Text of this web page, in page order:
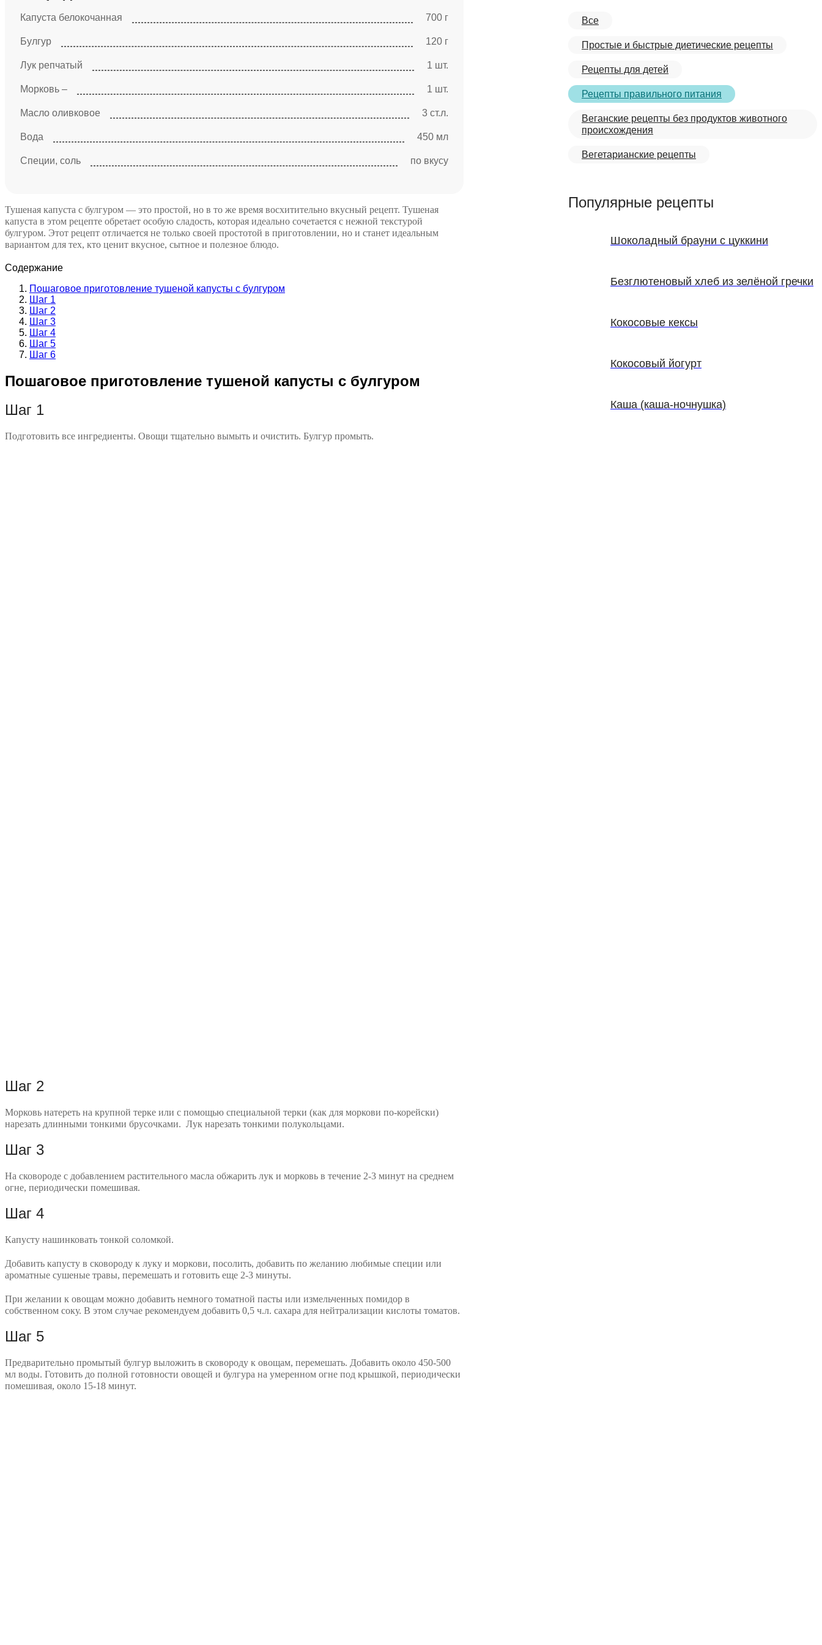
Капуста белокочанная 700 г
Булгур 120 г
Лук репчатый 1 шт.
Морковь – 1 шт.
Масло оливковое 3 ст.л.
Вода 450 мл
Специи, соль по вкусу
Тушеная капуста с булгуром — это простой, но в то же время восхитительно вкусный рецепт. Тушеная
капуста в этом рецепте обретает особую сладость, которая идеально сочетается с нежной текстурой
булгуром. Этот рецепт отличается не только своей простотой в приготовлении, но и станет идеальным
вариантом для тех, кто ценит вкусное, сытное и полезное блюдо.
Содержание
Пошаговое приготовление тушеной капусты с булгуром
Шаг 1
Шаг 2
Шаг 3
Шаг 4
Шаг 5
Шаг 6
Пошаговое приготовление тушеной капусты с булгуром
Шаг 1
Подготовить все ингредиенты. Овощи тщательно вымыть и очистить. Булгур промыть.
Шаг 2
Морковь натереть на крупной терке или с помощью специальной терки (как для моркови по-корейски)
нарезать длинными тонкими брусочками. Лук нарезать тонкими полукольцами.
Шаг 3
На сковороде с добавлением растительного масла обжарить лук и морковь в течение 2-3 минут на среднем
огне, периодически помешивая.
Шаг 4
Капусту нашинковать тонкой соломкой.
Добавить капусту в сковороду к луку и моркови, посолить, добавить по желанию любимые специи или
ароматные сушеные травы, перемешать и готовить еще 2-3 минуты.
При желании к овощам можно добавить немного томатной пасты или измельченных помидор в
собственном соку. В этом случае рекомендуем добавить 0,5 ч.л. сахара для нейтрализации кислоты томатов.
Шаг 5
Предварительно промытый булгур выложить в сковороду к овощам, перемешать. Добавить около 450-500
мл воды. Готовить до полной готовности овощей и булгура на умеренном огне под крышкой, периодически
помешивая, около 15-18 минут.
Все
Простые и быстрые диетические рецепты
Рецепты для детей
Рецепты правильного питания
Веганские рецепты без продуктов животного
происхождения
Вегетарианские рецепты
Популярные рецепты
Шоколадный брауни с цуккини
Безглютеновый хлеб из зелёной гречки
Кокосовые кексы
Кокосовый йогурт
Каша (каша-ночнушка)